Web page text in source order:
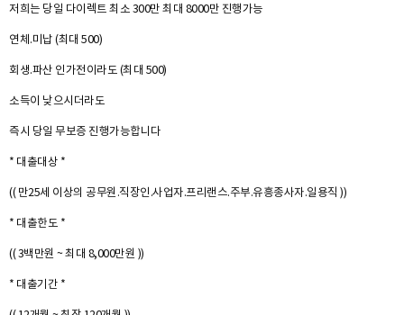
저희는 당일 다이렉트 최소 300만 최대 8000만 진행가능
연체.미납 (최대 500)
회생.파산 인가전이라도 (최대 500)
소득이 낮으시더라도
즉시 당일 무보증 진행가능합니다
* 대출대상 *
(( 만25세 이상의 공무원.직장인.사업자.프리랜스.주부.유흥종사자.일용직 ))
* 대출한도 *
(( 3백만원 ~ 최대 8,000만원 ))
* 대출기간 *